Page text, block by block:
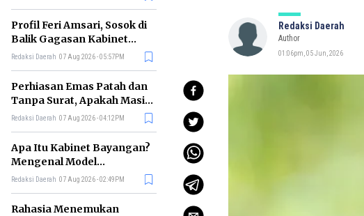
Profil Feri Amsari, Sosok di
Balik Gagasan Kabinet
Bayangan Indonesia
Redaksi Daerah 07 Aug 2026 - 05:57PM
Perhiasan Emas Patah dan
Tanpa Surat, Apakah Masih
Bisa Digadaikan?
Redaksi Daerah 07 Aug 2026 - 04:12PM
Apa Itu Kabinet Bayangan?
Mengenal Model
Pengawasan Alternatif
Redaksi Daerah 07 Aug 2026 - 02:49PM
Rahasia Menemukan
Redaksi Daerah
Author
01:06pm, 05 Jun, 2026